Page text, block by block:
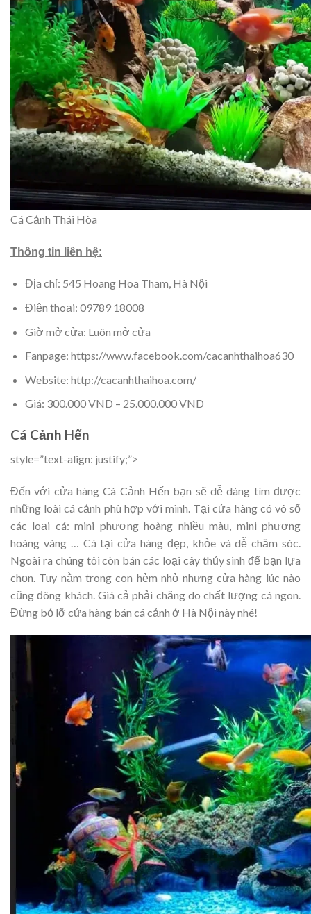
Cá Cảnh Thái Hòa
Thông tin liên hệ:
Địa chỉ: 545 Hoang Hoa Tham, Hà Nội
Điện thoại: 09789 18008
Giờ mở cửa: Luôn mở cửa
Fanpage: https://www.facebook.com/cacanhthaihoa630
Website: http://cacanhthaihoa.com/
Giá: 300.000 VND – 25.000.000 VND
Cá Cảnh Hến
style=”text-align: justify;”>
Đến với cửa hàng Cá Cảnh Hến bạn sẽ dễ dàng tìm được
những loài cá cảnh phù hợp với mình. Tại cửa hàng có vô số
các loại cá: mini phượng hoàng nhiều màu, mini phượng
hoàng vàng … Cá tại cửa hàng đẹp, khỏe và dễ chăm sóc.
Ngoài ra chúng tôi còn bán các loại cây thủy sinh để bạn lựa
chọn. Tuy nằm trong con hẻm nhỏ nhưng cửa hàng lúc nào
cũng đông khách. Giá cả phải chăng do chất lượng cá ngon.
Đừng bỏ lỡ cửa hàng bán cá cảnh ở Hà Nội này nhé!